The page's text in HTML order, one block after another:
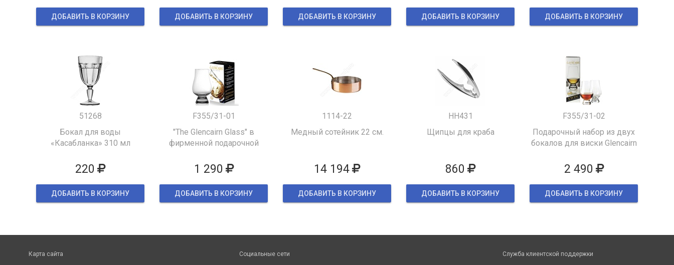
ДОБАВИТЬ В КОРЗИНУ ДОБАВИТЬ В КОРЗИНУ ДОБАВИТЬ В КОРЗИНУ ДОБАВИТЬ В КОРЗИНУ ДОБАВИТЬ В КОРЗИНУ
51268
Бокал для воды
«Касабланка» 310 мл
220
ДОБАВИТЬ В КОРЗИНУ
F355/31-01
"The Glencairn Glass" в
фирменной подарочной
1 290
ДОБАВИТЬ В КОРЗИНУ
1114-22
Медный сотейник 22 см.
14 194
ДОБАВИТЬ В КОРЗИНУ
HH431
Щипцы для краба
860
ДОБАВИТЬ В КОРЗИНУ
F355/31-02
Подарочный набор из двух
бокалов для виски Glencairn
2 490
ДОБАВИТЬ В КОРЗИНУ
Карта сайта Социальные сети Служба клиентской поддержки